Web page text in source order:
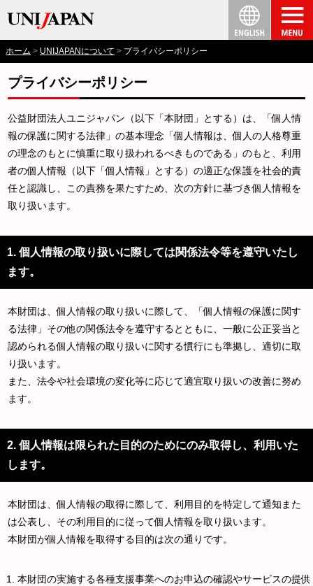
ホーム UNIJAPANについて プライバシーポリシー
プライバシーポリシー
公益財団法人ユニジャパン（以下「本財団」とする）は、「個人情
報の保護に関する法律」の基本理念「個人情報は、個人の人格尊重
の理念のもとに慎重に取り扱われるべきものである」のもと、利用
者の個人情報（以下「個人情報」とする）の適正な保護を社会的責
任と認識し、この責務を果たすため、次の方針に基づき個人情報を
取り扱います。
1. 個人情報の取り扱いに際しては関係法令等を遵守いたし
ます。
本財団は、個人情報の取り扱いに際して、「個人情報の保護に関す
る法律」その他の関係法令を遵守するとともに、一般に公正妥当と
認められる個人情報の取り扱いに関する慣行にも準拠し、適切に取
り扱います。
また、法令や社会環境の変化等に応じて適宜取り扱いの改善に努め
ます。
2. 個人情報は限られた目的のためにのみ取得し、利用いた
します。
本財団は、個人情報の取得に際して、利用目的を特定して通知また
は公表し、その利用目的に従って個人情報を取り扱います。
本財団が個人情報を取得する目的は次の通りです。
本財団の実施する各種支援事業へのお申込の確認やサービスの提供